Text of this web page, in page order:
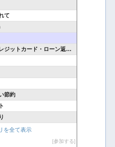
て
ード・ローン返済で悩んでいる方へ
節約
を全て表示
参加する